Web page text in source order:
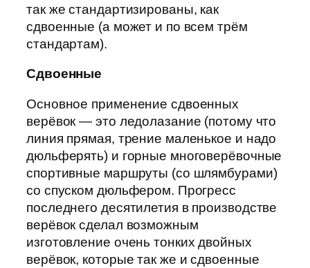
так же стандартизированы, как
сдвоенные (а может и по всем трём
стандартам).
Сдвоенные
Основное применение сдвоенных
верёвок — это ледолазание (потому что
линия прямая, трение маленькое и надо
дюльферять) и горные многоверёвочные
спортивные маршруты (со шлямбурами)
со спуском дюльфером. Прогресс
последнего десятилетия в производстве
верёвок сделал возможным
изготовление очень тонких двойных
верёвок, которые так же и сдвоенные